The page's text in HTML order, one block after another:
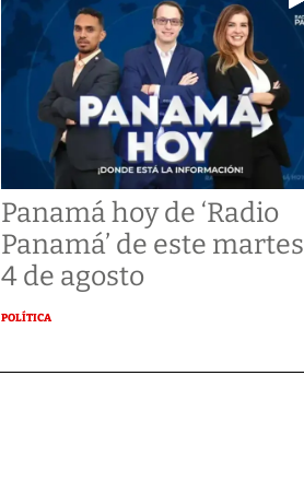
Panamá hoy de ‘Radio
Panamá’ de este martes
4 de agosto
POLÍTICA